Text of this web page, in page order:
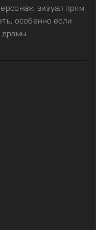
визуал прям
особенно если